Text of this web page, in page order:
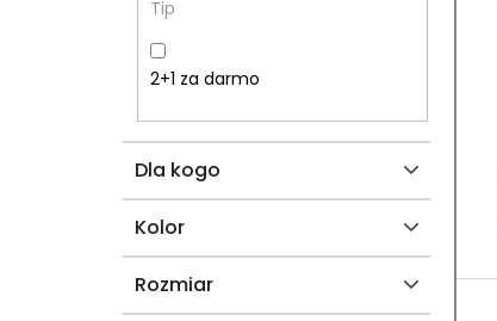
Y
Tip
2+1 za darmo
Dla kogo
Kolor
Rozmiar
W